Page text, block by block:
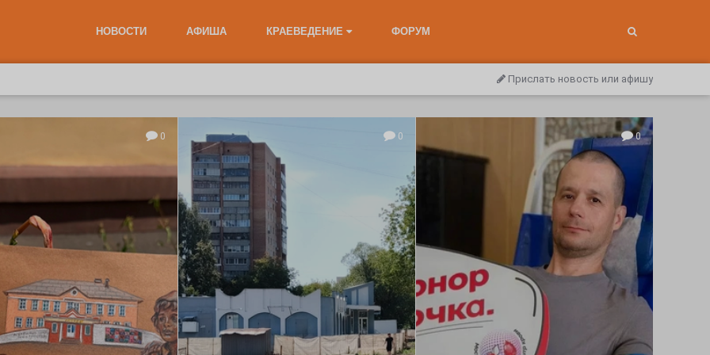
НОВОСТИ АФИША КРАЕВЕДЕНИЕ ФОРУМ
Прислать новость или афишу
0 0 0